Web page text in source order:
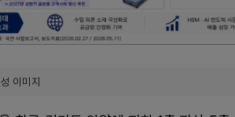
이미지